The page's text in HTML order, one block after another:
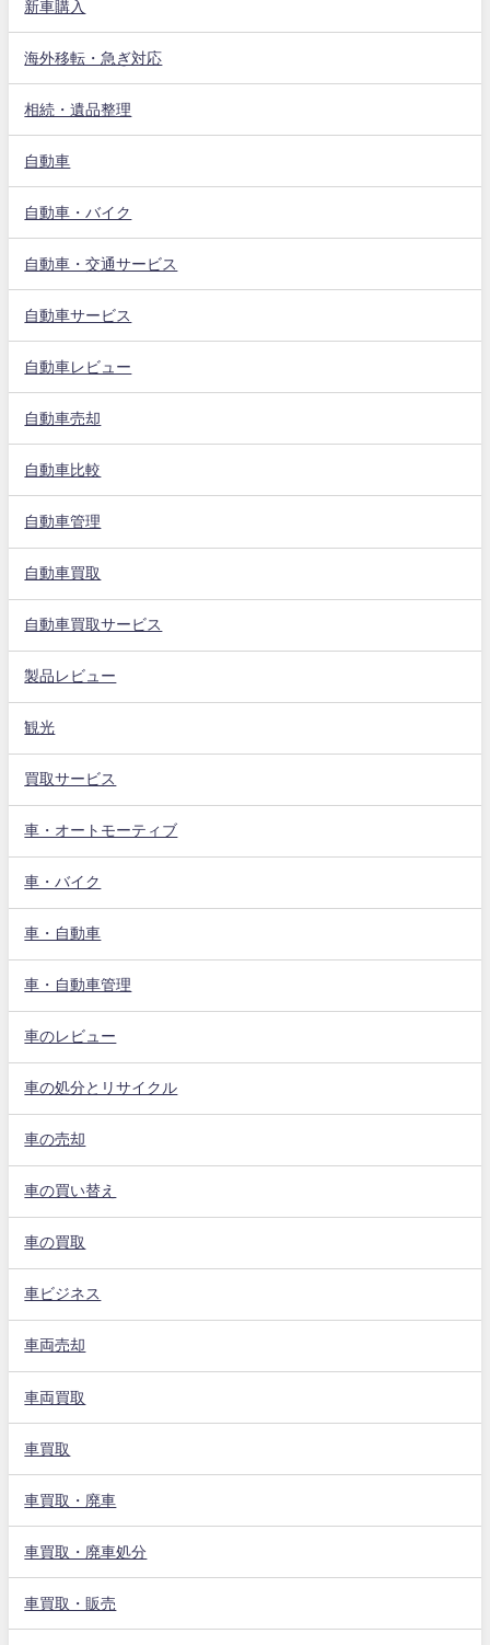
新車購入
海外移転・急ぎ対応
相続・遺品整理
自動車
自動車・バイク
自動車・交通サービス
自動車サービス
自動車レビュー
自動車売却
自動車比較
自動車管理
自動車買取
自動車買取サービス
製品レビュー
観光
買取サービス
車・オートモーティブ
車・バイク
車・自動車
車・自動車管理
車のレビュー
車の処分とリサイクル
車の売却
車の買い替え
車の買取
車ビジネス
車両売却
車両買取
車買取
車買取・廃車
車買取・廃車処分
車買取・販売